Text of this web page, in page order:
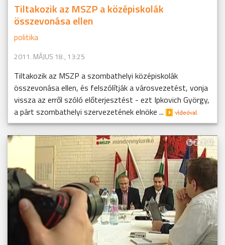
Tiltakozik az MSZP a középiskolák
összevonása ellen
politika
2011. MÁJUS 18., 13:25
Tiltakozik az MSZP a szombathelyi középiskolák
összevonása ellen, és felszólítják a városvezetést, vonja
vissza az erről szóló előterjesztést - ezt Ipkovich György,
a párt szombathelyi szervezetének elnöke ...